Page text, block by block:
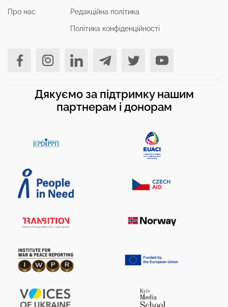
Про нас Редакційна політика
Політика конфіденційності
Дякуємо за підтримку нашим
партнерам і донорам